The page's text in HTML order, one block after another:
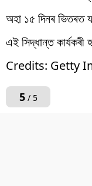
অহা ১৫ দিনৰ ভিতৰত
এই সিদ্ধান্ত
Credits: Getty
5/ 5